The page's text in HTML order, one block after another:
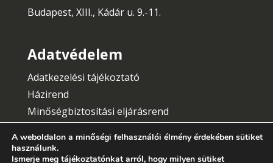
Budapest, XIII., Kádár u. 9.-11.
Adatvédelem
Adatkezelési tájékoztató
Házirend
Minőségbiztosítási eljárásrend
A weboldalon a minőségi felhasználói élmény érdekében sütiket
használunk.
Ismerje meg tájékoztatónkat arról, hogy milyen sütiket